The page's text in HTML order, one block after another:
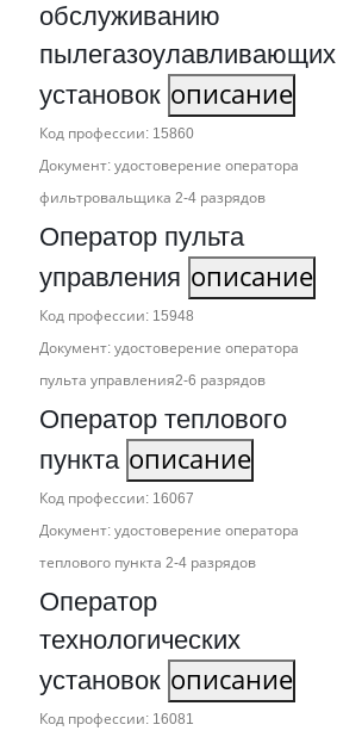
обслуживанию
пылегазоулавливающих
установок описание
Код профессии: 15860
Документ: удостоверение оператора
фильтровальщика 2‑4 разрядов
Оператор пульта
управления описание
Код профессии: 15948
Документ: удостоверение оператора
пульта управления2‑6 разрядов
Оператор теплового
пункта описание
Код профессии: 16067
Документ: удостоверение оператора
теплового пункта 2‑4 разрядов
Оператор
технологических
установок описание
Код профессии: 16081